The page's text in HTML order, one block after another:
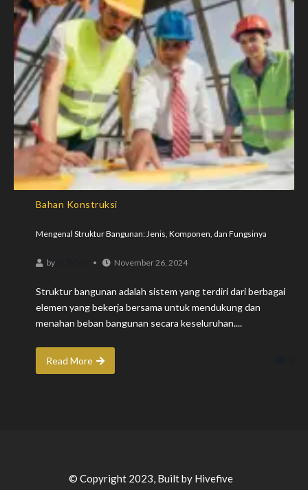
Bahan Konstruksi
Mengenal Struktur Bangunan: Jenis, Komponen, dan Fungsinya
by November 26, 2024
Struktur bangunan adalah sistem yang terdiri dari berbagai
elemen yang bekerja bersama untuk mendukung dan
menahan beban bangunan secara keseluruhan....
Read More
© Copyright 2023, Built by Hivefive